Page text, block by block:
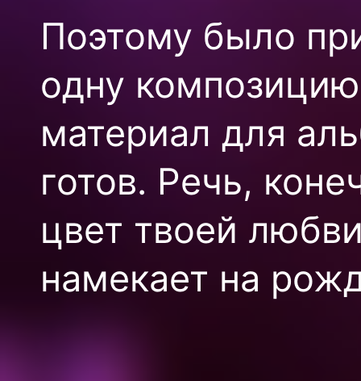
Поэтому было
одну
материал для
готов. Речь,
цвет твоей
намекает на